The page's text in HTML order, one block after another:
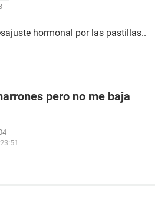
hormonal por las pastillas..
pero no me baja